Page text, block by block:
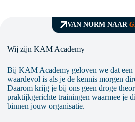
Daarnaast ontvang je ook het
preventiemedewerker.VAN NORM NAAR
Wij zijn KAM Academy
Bij KAM Academy geloven we dat een
waardevol is als je de kennis morgen
Daarom krijg je bij ons geen droge
praktijkgerichte trainingen waarmee je
binnen jouw organisatie.